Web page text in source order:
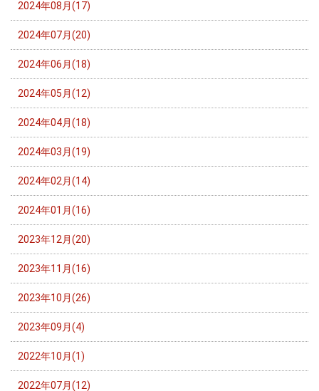
2024年08月(17)
2024年07月(20)
2024年06月(18)
2024年05月(12)
2024年04月(18)
2024年03月(19)
2024年02月(14)
2024年01月(16)
2023年12月(20)
2023年11月(16)
2023年10月(26)
2023年09月(4)
2022年10月(1)
2022年07月(12)